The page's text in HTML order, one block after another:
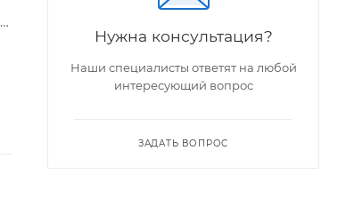
Нужна консультация?
Наши специалисты ответят на любой
интересующий вопрос
ЗАДАТЬ ВОПРОС